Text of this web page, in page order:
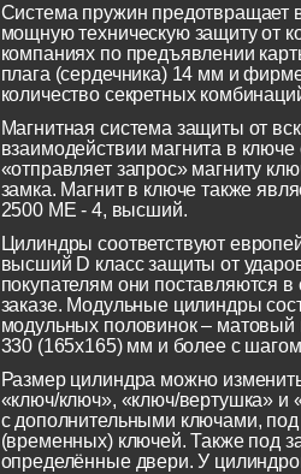
Система пружин предотвращает
мощную техническую защиту от
компаниях по предъявлении
плага (сердечника) 14 мм и
количество секретных
Магнитная система защиты от
взаимодействии магнита в
«отправляет запрос» магниту
замка. Магнит в ключе также
2500 ME - 4, высший.
Цилиндры соответствуют
высший D класс защиты от
покупателям они поставляются
заказе. Модульные цилиндры
модульных половинок – матовый
330 (165х165) мм и более с
Размер цилиндра можно
«ключ/ключ», «ключ/вертушка» и
с дополнительными ключами,
(временных) ключей. Также под
определённые двери. У